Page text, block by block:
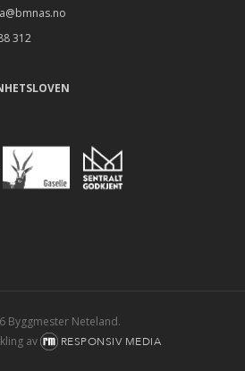
312
Byggmester Neteland.
av
RESPONSIV MEDIA